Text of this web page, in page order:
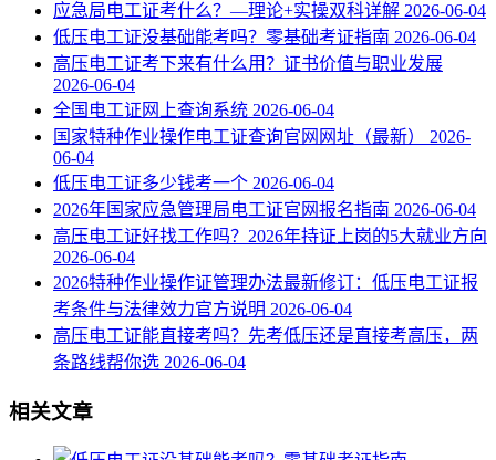
应急局电工证考什么？—理论+实操双科详解 2026-06-04
低压电工证没基础能考吗？零基础考证指南 2026-06-04
高压电工证考下来有什么用？证书价值与职业发展
2026-06-04
全国电工证网上查询系统 2026-06-04
国家特种作业操作电工证查询官网网址（最新） 2026-
06-04
低压电工证多少钱考一个 2026-06-04
2026年国家应急管理局电工证官网报名指南 2026-06-04
高压电工证好找工作吗？2026年持证上岗的5大就业方向
2026-06-04
2026特种作业操作证管理办法最新修订：低压电工证报
考条件与法律效力官方说明 2026-06-04
高压电工证能直接考吗？先考低压还是直接考高压，两
条路线帮你选 2026-06-04
相关文章